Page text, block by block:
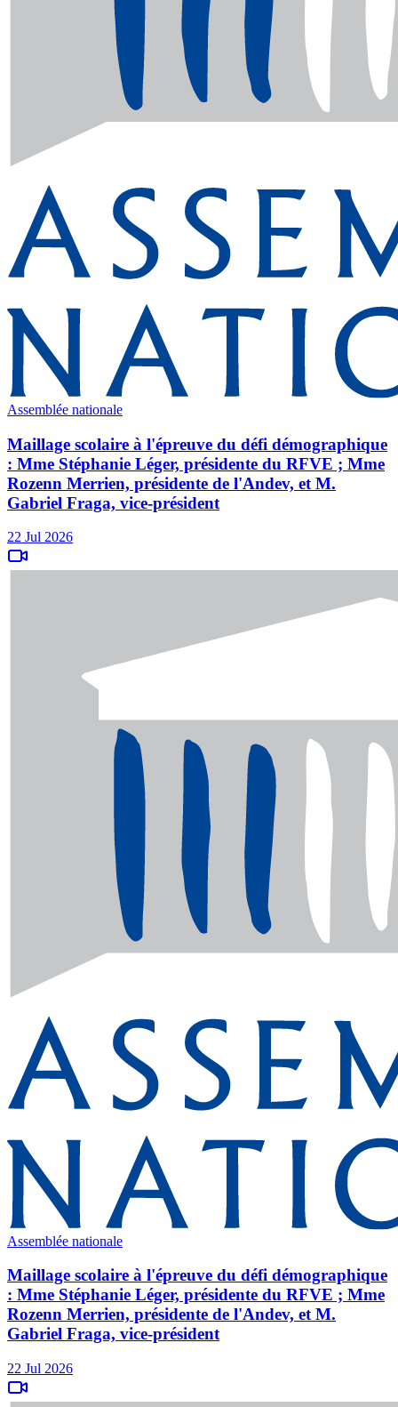
Assemblée nationale
Maillage scolaire à l'épreuve du défi démographique
: Mme Stéphanie Léger, présidente du RFVE ; Mme
Rozenn Merrien, présidente de l'Andev, et M.
Gabriel Fraga, vice-président
22 Jul 2026
Assemblée nationale
Maillage scolaire à l'épreuve du défi démographique
: Mme Stéphanie Léger, présidente du RFVE ; Mme
Rozenn Merrien, présidente de l'Andev, et M.
Gabriel Fraga, vice-président
22 Jul 2026